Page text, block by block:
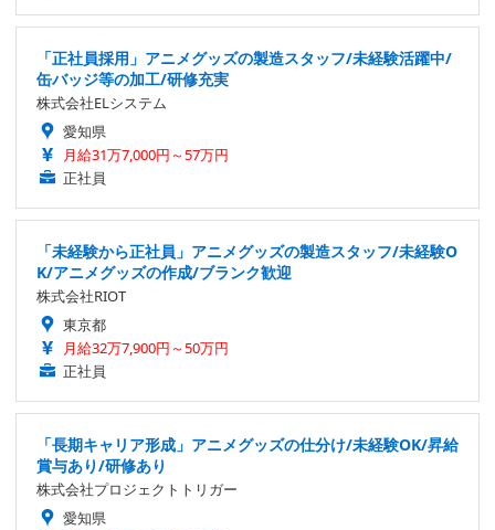
「正社員採用」アニメグッズの製造スタッフ/未経験活躍中/
缶バッジ等の加工/研修充実
株式会社ELシステム
愛知県
月給31万7,000円～57万円
正社員
「未経験から正社員」アニメグッズの製造スタッフ/未経験O
K/アニメグッズの作成/ブランク歓迎
株式会社RIOT
東京都
月給32万7,900円～50万円
正社員
「長期キャリア形成」アニメグッズの仕分け/未経験OK/昇給
賞与あり/研修あり
株式会社プロジェクトトリガー
愛知県